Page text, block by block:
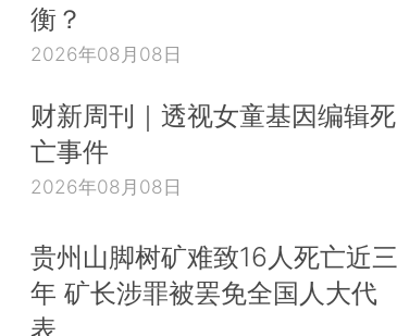
衡？
2026年08月08日
财新周刊｜透视女童基因编辑死
亡事件
2026年08月08日
贵州山脚树矿难致16人死亡近三
年 矿长涉罪被罢免全国人大代
表